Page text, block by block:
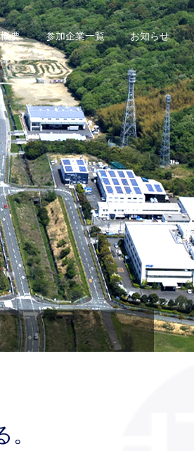
要 参加企業一覧 お知らせ